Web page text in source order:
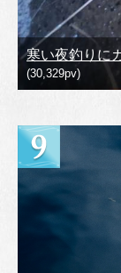
寒い夜釣りに
(30,329pv)